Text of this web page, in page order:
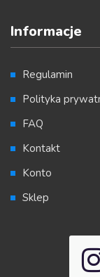
Informacje
Regulamin
Polityka
FAQ
Kontakt
Konto
Sklep